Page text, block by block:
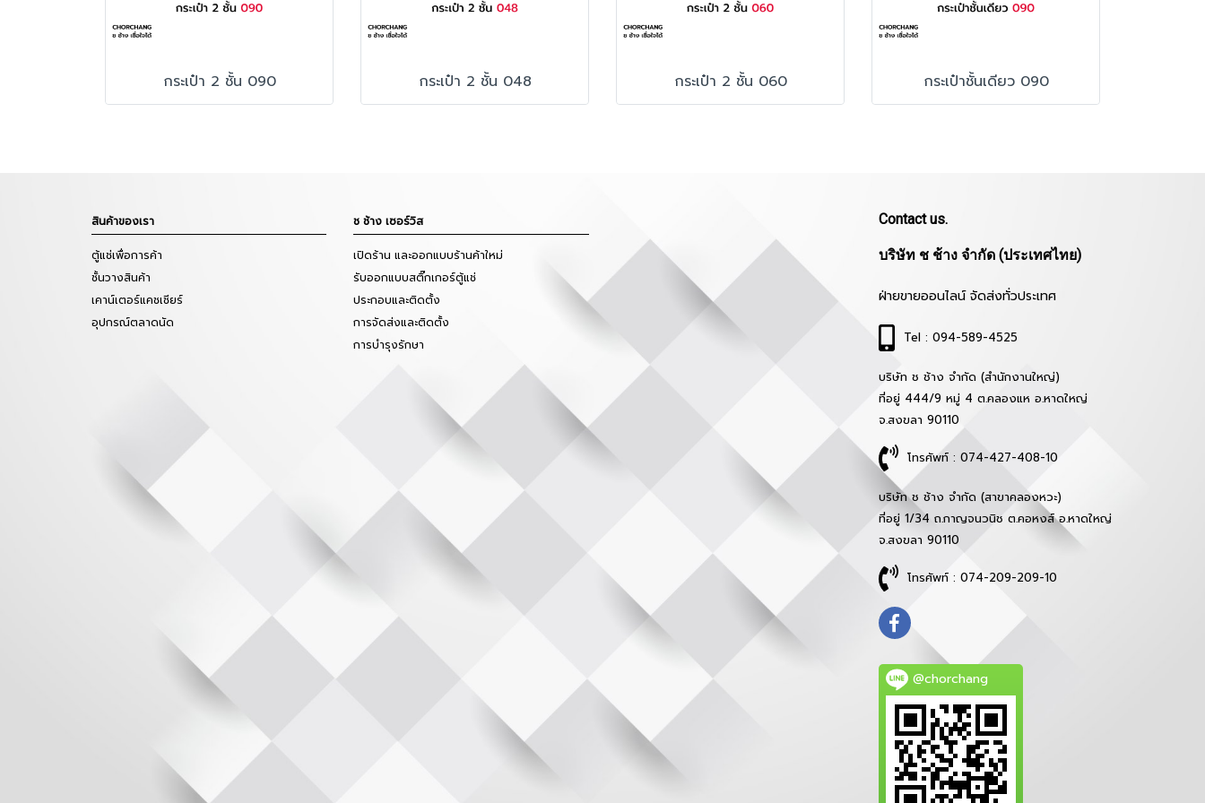
กระเป๋า 2 ชั้น 090 กระเป๋า 2 ชั้น 048 กระเป๋า 2 ชั้น 060 กระเป๋าชั้นเดียว 090
สินค้าของเรา
ตู้แช่เพื่อการค้า
ชั้นวางสินค้า
เคาน์เตอร์แคชเชียร์
อุปกรณ์ตลาดนัด
ช ช้าง เซอร์วิส
เปิดร้าน และออกแบบร้านค้าใหม่
รับออกแบบสติ๊กเกอร์ตู้แช่
ประกอบและติดตั้ง
การจัดส่งและติดตั้ง
การบำรุงรักษา
Contact us.
บริษัท ช ช้าง จำกัด (ประเทศไทย)
ฝ่ายขายออนไลน์ จัดส่งทั่วประเทศ
Tel : 094-589-4525
บริษัท ช ช้าง จำกัด (สำนักงานใหญ่)
ที่อยู่ 444/9 หมู่ 4 ต.คลองแห อ.หาดใหญ่
จ.สงขลา 90110
โทรศัพท์ : 074-427-408-10
บริษัท ช ช้าง จำกัด (สาขาคลองหวะ)
ที่อยู่ 1/34 ถ.กาญจนวนิช ต.คอหงส์ อ.หาดใหญ่
จ.สงขลา 90110
โทรศัพท์ : 074-209-209-10
@chorchang